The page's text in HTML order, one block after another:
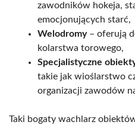
zawodników hokeja,
emocjonujących starć,
Welodromy– oferują
kolarstwa torowego,
Specjalistyczne
takie jak wioślarstwo
organizacji zawodów
Taki bogaty wachlarz